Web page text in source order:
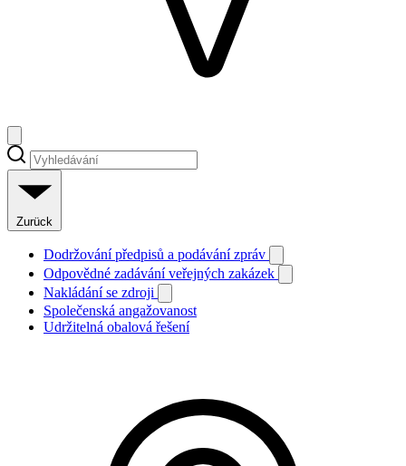
Zurück
Dodržování předpisů a podávání zpráv
Odpovědné zadávání veřejných zakázek
Nakládání se zdroji
Společenská angažovanost
Udržitelná obalová řešení